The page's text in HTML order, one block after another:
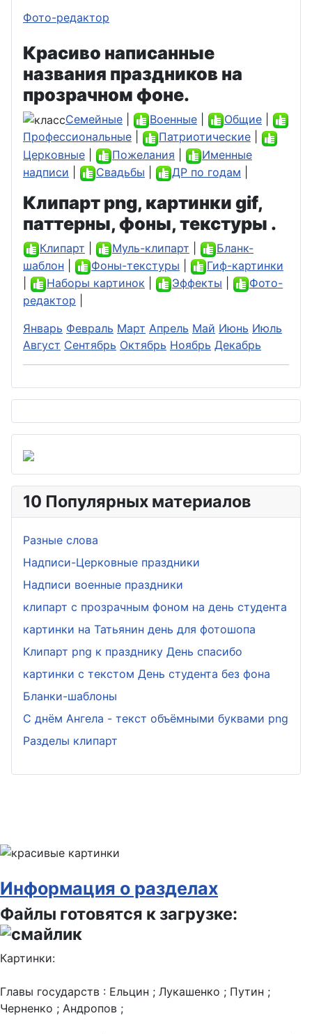
Фото-редактор
Красиво написанные
названия праздников на
прозрачном фоне.
Семейные Военные Общие
Профессиональные
Патриотические
Церковные
Пожелания
Именные
надписи
Свадьбы ДР по годам
Клипарт png, картинки gif,
паттерны, фоны, текстуры .
Клипарт Муль-клипарт
Бланк-
шаблон
Фоны-текстуры
Гиф-картинки
Наборы картинок Эффекты
Фото-
редактор
Январь Февраль Март Апрель Май Июнь Июль
Август Сентябрь Октябрь Ноябрь Декабрь
10 Популярных материалов
Разные слова
Надписи-Церковные праздники
Надписи военные праздники
клипарт с прозрачным фоном на день студента
картинки на Татьянин день для фотошопа
Клипарт png к празднику День спасибо
картинки с текстом День студента без фона
Бланки-шаблоны
С днём Ангела - текст объёмными буквами png
Разделы клипарт
Информация о разделах
Файлы готовятся к загрузке:
Картинки:
Главы государств : Ельцин ; Лукашенко ; Путин ;
Черненко ; Андропов ;